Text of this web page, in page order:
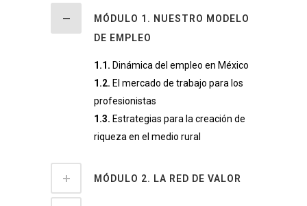
MÓDULO 1. NUESTRO MODELO
DE EMPLEO
1.1. Dinámica del empleo en México
1.2. El mercado de trabajo para los
profesionistas
1.3. Estrategias para la creación de
riqueza en el medio rural
MÓDULO 2. LA RED DE VALOR